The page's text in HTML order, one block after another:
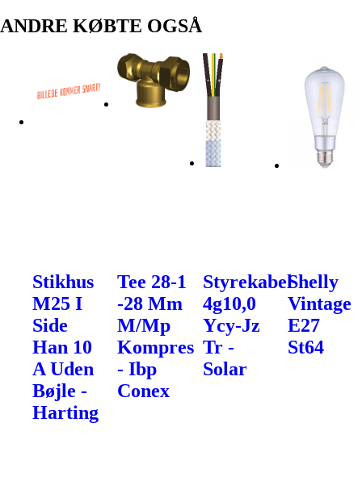
ANDRE KØBTE OGSÅ
Stikhus
M25 I
Side
Han 10
A Uden
Bøjle -
Harting
Tee 28-1
-28 Mm
M/Mp
Kompres
- Ibp
Conex
Styrekabel
4g10,0
Ycy-Jz
Tr -
Solar
Shelly
Vintage
E27
St64